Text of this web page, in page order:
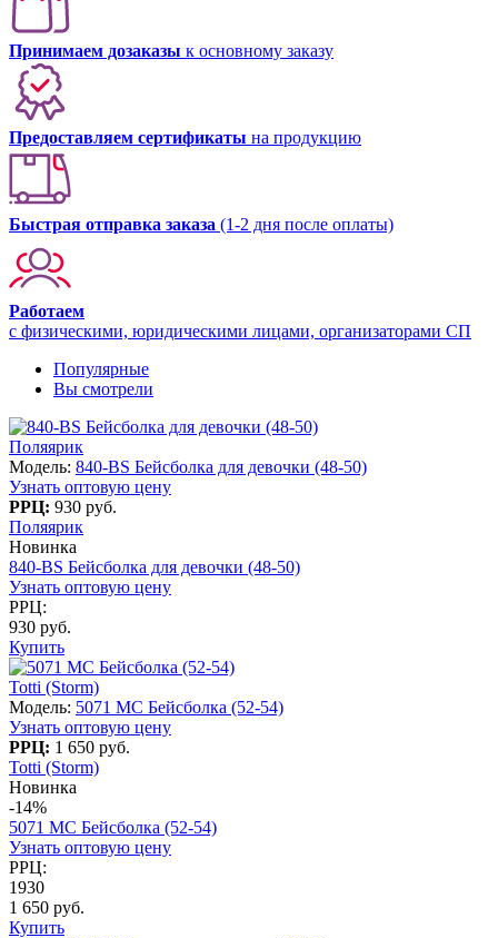
Принимаем дозаказы к основному заказу
Предоставляем сертификаты на продукцию
Быстрая отправка заказа (1-2 дня после оплаты)
Работаем
с физическими, юридическими лицами, организаторами СП
Популярные
Вы смотрели
Поляярик
Модель: 840-BS Бейсболка для девочки (48-50)
Узнать оптовую цену
РРЦ: 930 руб.
Поляярик
Новинка
840-BS Бейсболка для девочки (48-50)
Узнать оптовую цену
РРЦ:
930 руб.
Купить
Totti (Storm)
Модель: 5071 МС Бейсболка (52-54)
Узнать оптовую цену
РРЦ: 1 650 руб.
Totti (Storm)
Новинка
-14%
5071 МС Бейсболка (52-54)
Узнать оптовую цену
РРЦ:
1930
1 650 руб.
Купить